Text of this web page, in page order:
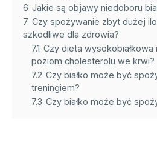
6 Jakie są objawy niedoboru
7 Czy spożywanie zbyt dużej
szkodliwe dla zdrowia?
7.1 Czy dieta wysokobiałkowa
poziom cholesterolu we krwi?
7.2 Czy białko może być
treningiem?
7.3 Czy białko może być